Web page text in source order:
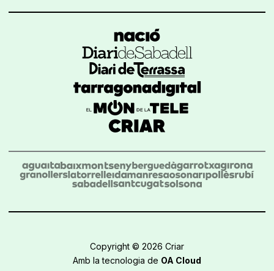
Copyright © 2026 Criar
Amb la tecnologia de OA Cloud